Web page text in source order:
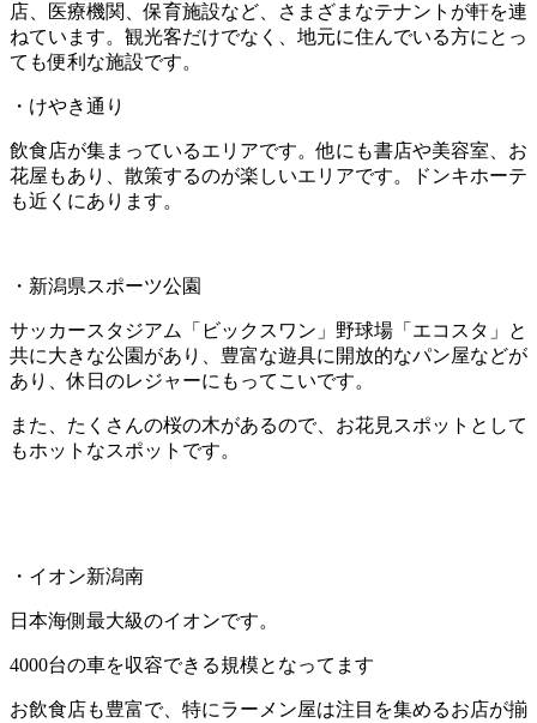
店、医療機関、保育施設など、さまざまなテナントが軒を連
ねています。観光客だけでなく、地元に住んでいる方にとっ
ても便利な施設です。
・けやき通り
飲食店が集まっているエリアです。他にも書店や美容室、お
花屋もあり、散策するのが楽しいエリアです。ドンキホーテ
も近くにあります。
・新潟県スポーツ公園
サッカースタジアム「ビックスワン」野球場「エコスタ」と
共に大きな公園があり、豊富な遊具に開放的なパン屋などが
あり、休日のレジャーにもってこいです。
また、たくさんの桜の木があるので、お花見スポットとして
もホットなスポットです。
・イオン新潟南
日本海側最大級のイオンです。
4000台の車を収容できる規模となってます
お飲食店も豊富で、特にラーメン屋は注目を集めるお店が揃